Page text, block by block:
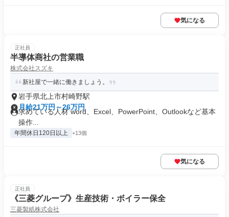
気になる
正社員
半導体商社の営業職
株式会社スズキ
新社屋で一緒に働きましょう。
岩手県北上市村崎野駅
月給21万円～26万円
求めている人材 word、Excel、PowerPoint、Outlookなど基本
操作...
年間休日120日以上 +13個
気になる
正社員
《三菱グループ》生産技術・ボイラー保全
三菱製紙株式会社